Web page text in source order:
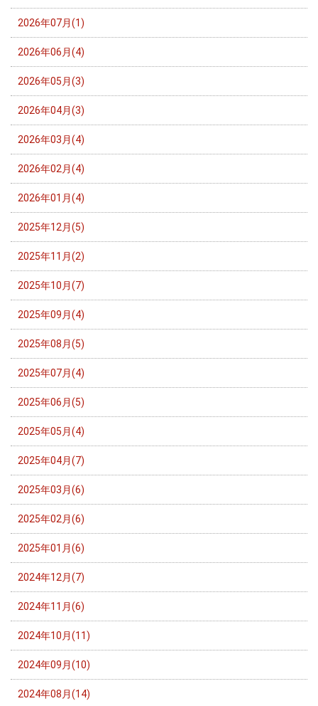
2026年07月(1)
2026年06月(4)
2026年05月(3)
2026年04月(3)
2026年03月(4)
2026年02月(4)
2026年01月(4)
2025年12月(5)
2025年11月(2)
2025年10月(7)
2025年09月(4)
2025年08月(5)
2025年07月(4)
2025年06月(5)
2025年05月(4)
2025年04月(7)
2025年03月(6)
2025年02月(6)
2025年01月(6)
2024年12月(7)
2024年11月(6)
2024年10月(11)
2024年09月(10)
2024年08月(14)